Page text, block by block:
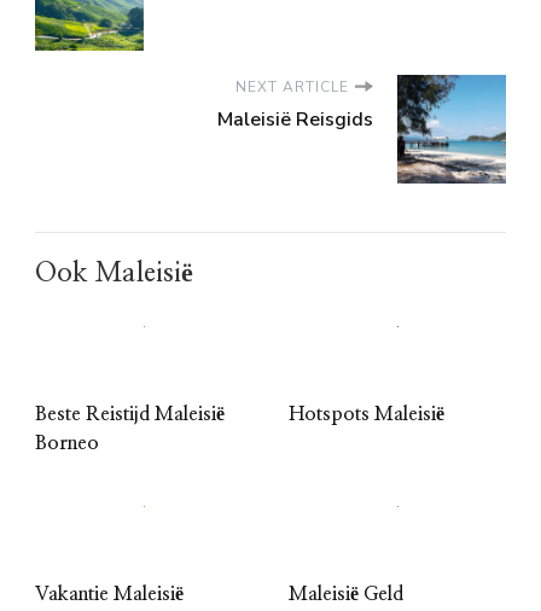
NEXT ARTICLE
Maleisië Reisgids
Ook Maleisië
Beste Reistijd Maleisië
Borneo
Hotspots Maleisië
Vakantie Maleisië
Maleisië Geld